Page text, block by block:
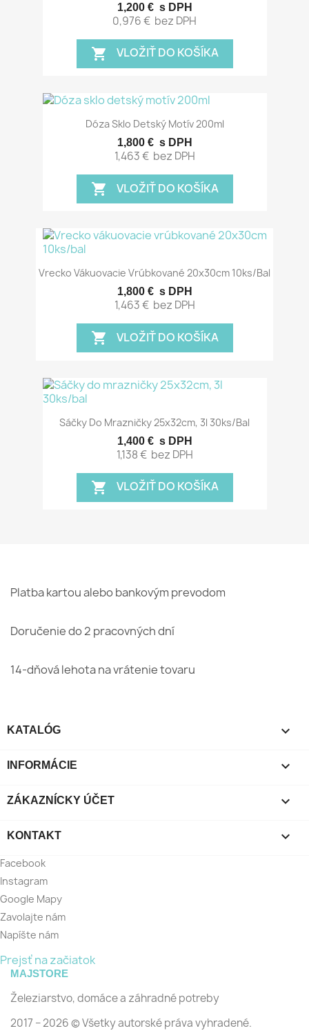
1,200 € s DPH
0,976 € bez DPH
shopping_cart VLOŽIŤ DO KOŠÍKA
Dóza Sklo Detský Motív 200ml
1,800 € s DPH
1,463 € bez DPH
shopping_cart VLOŽIŤ DO KOŠÍKA
Vrecko Vákuovacie Vrúbkované 20x30cm 10ks/bal
1,800 € s DPH
1,463 € bez DPH
shopping_cart VLOŽIŤ DO KOŠÍKA
Sáčky Do Mrazničky 25x32cm, 3l 30ks/bal
1,400 € s DPH
1,138 € bez DPH
shopping_cart VLOŽIŤ DO KOŠÍKA
Platba kartou alebo bankovým prevodom
Doručenie do 2 pracovných dní
14-dňová lehota na vrátenie tovaru
KATALÓG 
INFORMÁCIE 
ZÁKAZNÍCKY ÚČET 
KONTAKT 
Facebook
Instagram
Google Mapy
Zavolajte nám
Napíšte nám
Prejsť na začiatok
MAJSTORE
Železiarstvo, domáce a záhradné potreby
2017 − 2026 © Všetky autorské práva vyhradené.